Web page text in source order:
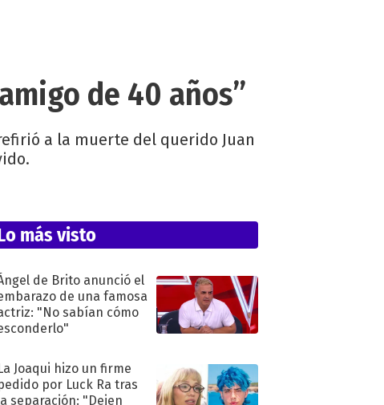
de 40 años”
a la muerte del querido Juan
más visto
de Brito anunció el
de una famosa
"No sabían cómo
La Joaqui hizo un firme
por Luck Ra tras
separación: "Dejen